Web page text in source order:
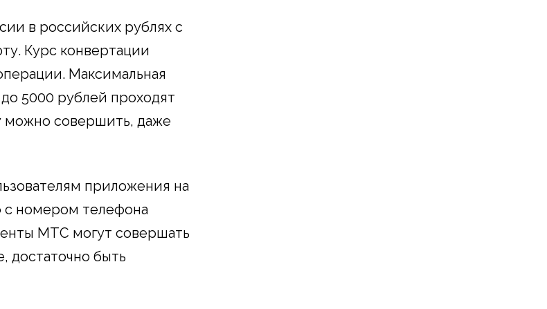
в российских рублях с
Курс конвертации
Максимальная
5000 рублей проходят
можно совершить, даже
приложения на
с номером телефона
МТС могут совершать
достаточно быть